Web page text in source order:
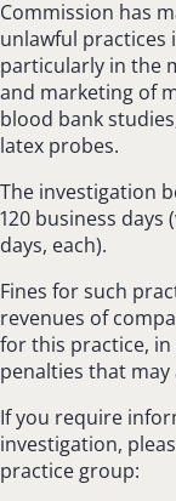
Commission has
unlawful practices
particularly in the
and marketing of
blood bank
latex probes.
The investigation
120 business
days, each).
Fines for such
revenues of
for this practice,
penalties that
If you require
investigation,
practice group: